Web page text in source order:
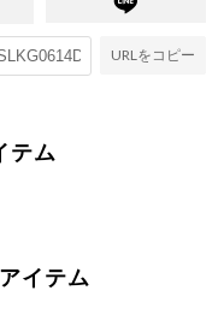
URLをコピー
テム
イテム